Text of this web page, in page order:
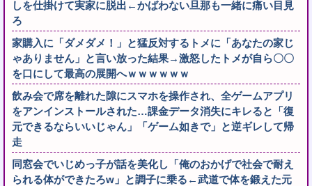
しを仕掛けて実家に脱出←かばわない旦那も一緒に痛い目見
ろ
家購入に「ダメダメ！」と猛反対するトメに「あなたの家じ
ゃありません」と言い放った結果→激怒したトメが自ら〇〇
を口にして最高の展開へｗｗｗｗｗｗ
飲み会で席を離れた隙にスマホを操作され、全ゲームアプリ
をアンインストールされた…課金データ消失にキレると「復
元できるならいいじゃん」「ゲーム如きで」と逆ギレして帰
走
同窓会でいじめっ子が話を美化し「俺のおかげで社会で耐え
られる体ができたろw」と調子に乗る←武道で体を鍛えた元